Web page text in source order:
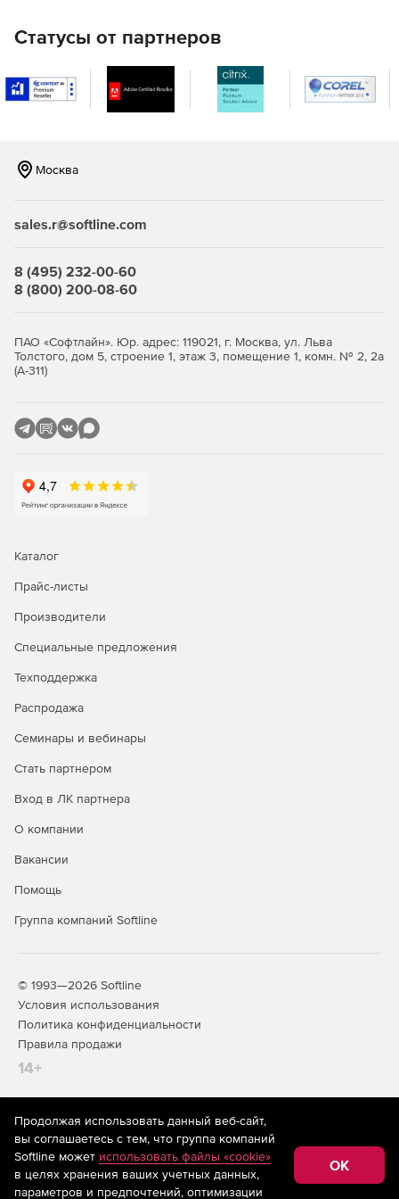
Подходит для персональных компьютеров, рабочих
защиты, делая модель оптимальным выбором для малого
Статусы от партнеров
Москва
sales.r@softline.com
8 (495) 232-00-60
8 (800) 200-08-60
ПАО «Софтлайн». Юр. адрес: 119021, г. Москва, ул. Льва
Толстого, дом 5, строение 1, этаж 3, помещение 1, комн. № 2, 2а
(А-311)
Каталог
Прайс-листы
Производители
Специальные предложения
Техподдержка
Распродажа
Семинары и вебинары
Стать партнером
Вход в ЛК партнера
О компании
Вакансии
Помощь
Группа компаний Softline
© 1993—2026 Softline
Условия использования
Политика конфиденциальности
Правила продажи
14+
На информационном ресурсе store.softline.ru применяются
рекомендательные технологии(информационные технологии
предоставления информации на основе сбора,
систематизации и анализа сведений, относящихся к
предпочтениям пользователей сети «Интернет»,
Продолжая использовать данный веб-сайт,
вы соглашаетесь с тем, что группа компаний
Softline может использовать файлы «cookie»
в целях хранения ваших учетных данных,
параметров и предпочтений, оптимизации
OK